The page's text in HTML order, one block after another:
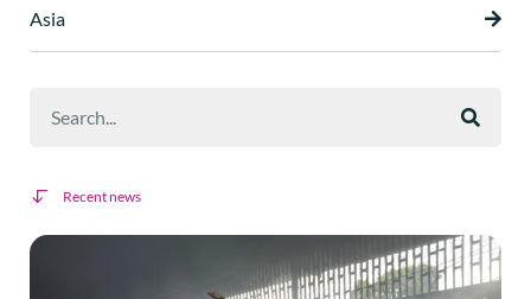
Asia
Recent news